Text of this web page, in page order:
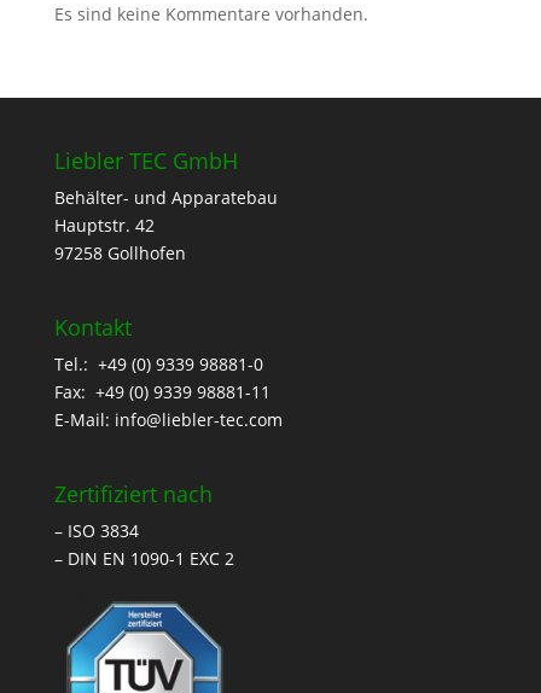
Es sind keine Kommentare vorhanden.
Liebler TEC GmbH
Behälter- und Apparatebau
Hauptstr. 42
97258 Gollhofen
Kontakt
Tel.: +49 (0) 9339 98881-0
Fax: +49 (0) 9339 98881-11
E-Mail: info@liebler-tec.com
Zertifiziert nach
– ISO 3834
– DIN EN 1090-1 EXC 2